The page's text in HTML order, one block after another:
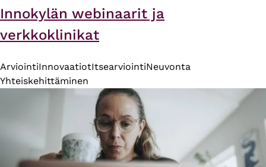
Innokylän webinaarit ja
verkkoklinikat
ArviointiInnovaatiotItsearviointiNeuvonta
Yhteiskehittäminen